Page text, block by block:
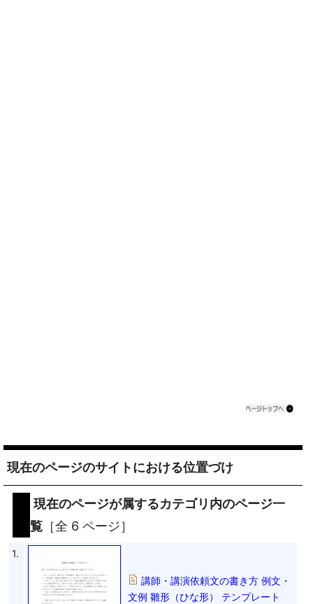
現在のページのサイトにおける位置づけ
現在のページが属するカテゴリ内のページ一
覧 ［全 6 ページ］
1.
講師・講演依頼文の書き方 例文・
文例 雛形（ひな形） テンプレート